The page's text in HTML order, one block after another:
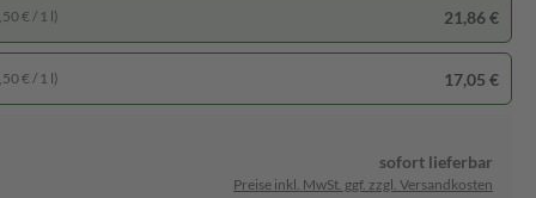
€ / 1 l) 21,86 €
€ / 1 l) 17,05 €
sofort lieferbar
Preise inkl. MwSt. ggf. zzgl. Versandkosten